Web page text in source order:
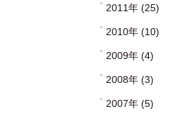
2011年 (25)
2010年 (10)
2009年 (4)
2008年 (3)
2007年 (5)